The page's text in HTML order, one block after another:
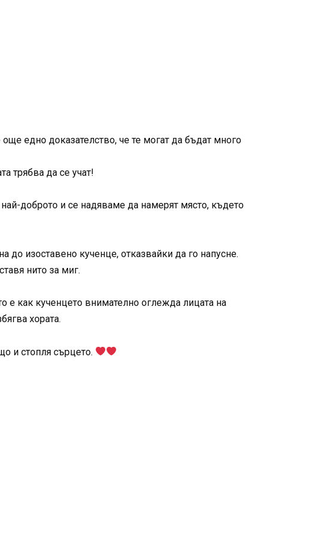
още едно доказателство, че те могат да бъдат много
трябва да се учат!
доброто и се надяваме да намерят място, където
до изоставено кученце, отказвайки да го напусне.
нито за миг.
е как кученцето внимателно оглежда лицата на
хората.
и стопля сърцето.